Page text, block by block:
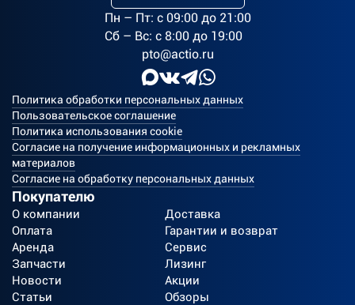
Пн – Пт: c 09:00 до 21:00
Сб – Вс: с 8:00 до 19:00
pto@actio.ru
Политика обработки персональных данных
Пользовательское соглашение
Политика использования cookie
Согласие на получение информационных и рекламных
материалов
Согласие на обработку персональных данных
Покупателю
О компании
Доставка
Оплата
Гарантии и возврат
Аренда
Сервис
Запчасти
Лизинг
Новости
Акции
Статьи
Обзоры